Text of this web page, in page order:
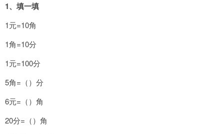
1、填一填
1元=10角
1角=10分
1元=100分
5角=（）分
6元=（）角
20分=（）角